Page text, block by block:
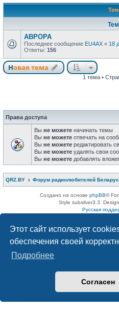
Этот сайт использует
обеспечения своей
Подробнее
Согласен
АВРОРА
Последнее сообщение EU4AX « 18
Ответы: 156
Новая тема
1 тема •
Права доступа
Вы не можете начинать темы
Вы не можете отвечать на
Вы не можете редактировать
Вы не можете удалять свои
Вы не можете добавлять
QRZ.BY Форум радиолюбителей
Создано на основе phpBB®
Style subsilver3.3.
Русская